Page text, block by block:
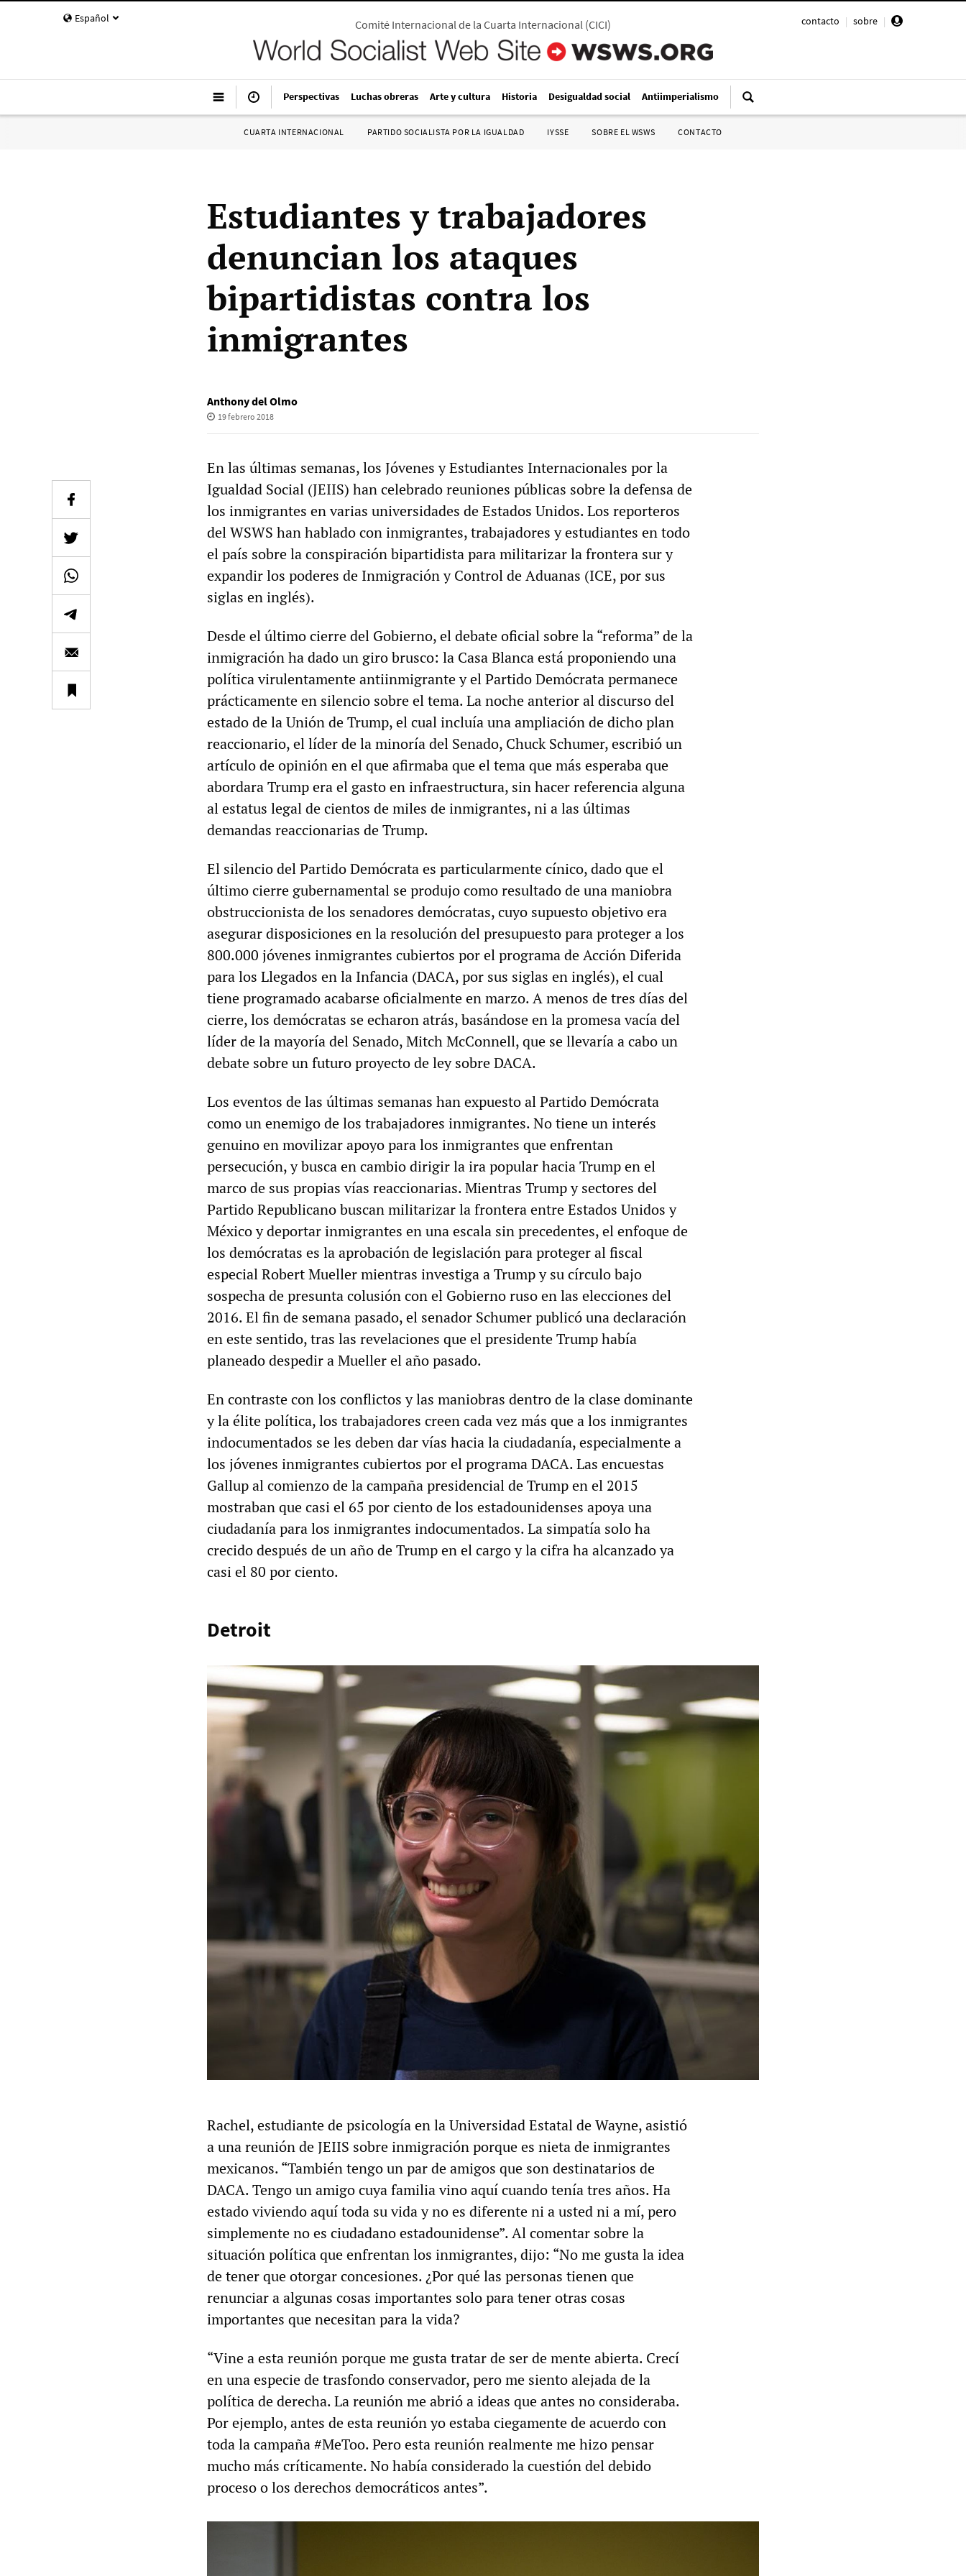
Español contacto | sobre |
Comité Internacional de la Cuarta Internacional (CICI)
Perspectivas Luchas obreras Arte y cultura Historia Desigualdad social Antiimperialismo
CUARTA INTERNACIONAL PARTIDO SOCIALISTA POR LA IGUALDAD IYSSE SOBRE EL WSWS CONTACTO
Estudiantes y trabajadores
denuncian los ataques
bipartidistas contra los
inmigrantes
Anthony del Olmo
19 febrero 2018
En las últimas semanas, los Jóvenes y Estudiantes Internacionales por la
Igualdad Social (JEIIS) han celebrado reuniones públicas sobre la defensa de
los inmigrantes en varias universidades de Estados Unidos. Los reporteros
del WSWS han hablado con inmigrantes, trabajadores y estudiantes en todo
el país sobre la conspiración bipartidista para militarizar la frontera sur y
expandir los poderes de Inmigración y Control de Aduanas (ICE, por sus
siglas en inglés).
Desde el último cierre del Gobierno, el debate oficial sobre la “reforma” de la
inmigración ha dado un giro brusco: la Casa Blanca está proponiendo una
política virulentamente antiinmigrante y el Partido Demócrata permanece
prácticamente en silencio sobre el tema. La noche anterior al discurso del
estado de la Unión de Trump, el cual incluía una ampliación de dicho plan
reaccionario, el líder de la minoría del Senado, Chuck Schumer, escribió un
artículo de opinión en el que afirmaba que el tema que más esperaba que
abordara Trump era el gasto en infraestructura, sin hacer referencia alguna
al estatus legal de cientos de miles de inmigrantes, ni a las últimas
demandas reaccionarias de Trump.
El silencio del Partido Demócrata es particularmente cínico, dado que el
último cierre gubernamental se produjo como resultado de una maniobra
obstruccionista de los senadores demócratas, cuyo supuesto objetivo era
asegurar disposiciones en la resolución del presupuesto para proteger a los
800.000 jóvenes inmigrantes cubiertos por el programa de Acción Diferida
para los Llegados en la Infancia (DACA, por sus siglas en inglés), el cual
tiene programado acabarse oficialmente en marzo. A menos de tres días del
cierre, los demócratas se echaron atrás, basándose en la promesa vacía del
líder de la mayoría del Senado, Mitch McConnell, que se llevaría a cabo un
debate sobre un futuro proyecto de ley sobre DACA.
Los eventos de las últimas semanas han expuesto al Partido Demócrata
como un enemigo de los trabajadores inmigrantes. No tiene un interés
genuino en movilizar apoyo para los inmigrantes que enfrentan
persecución, y busca en cambio dirigir la ira popular hacia Trump en el
marco de sus propias vías reaccionarias. Mientras Trump y sectores del
Partido Republicano buscan militarizar la frontera entre Estados Unidos y
México y deportar inmigrantes en una escala sin precedentes, el enfoque de
los demócratas es la aprobación de legislación para proteger al fiscal
especial Robert Mueller mientras investiga a Trump y su círculo bajo
sospecha de presunta colusión con el Gobierno ruso en las elecciones del
2016. El fin de semana pasado, el senador Schumer publicó una declaración
en este sentido, tras las revelaciones que el presidente Trump había
planeado despedir a Mueller el año pasado.
En contraste con los conflictos y las maniobras dentro de la clase dominante
y la élite política, los trabajadores creen cada vez más que a los inmigrantes
indocumentados se les deben dar vías hacia la ciudadanía, especialmente a
los jóvenes inmigrantes cubiertos por el programa DACA. Las encuestas
Gallup al comienzo de la campaña presidencial de Trump en el 2015
mostraban que casi el 65 por ciento de los estadounidenses apoya una
ciudadanía para los inmigrantes indocumentados. La simpatía solo ha
crecido después de un año de Trump en el cargo y la cifra ha alcanzado ya
casi el 80 por ciento.
Detroit
Rachel, estudiante de psicología en la Universidad Estatal de Wayne, asistió
a una reunión de JEIIS sobre inmigración porque es nieta de inmigrantes
mexicanos. “También tengo un par de amigos que son destinatarios de
DACA. Tengo un amigo cuya familia vino aquí cuando tenía tres años. Ha
estado viviendo aquí toda su vida y no es diferente ni a usted ni a mí, pero
simplemente no es ciudadano estadounidense”. Al comentar sobre la
situación política que enfrentan los inmigrantes, dijo: “No me gusta la idea
de tener que otorgar concesiones. ¿Por qué las personas tienen que
renunciar a algunas cosas importantes solo para tener otras cosas
importantes que necesitan para la vida?
“Vine a esta reunión porque me gusta tratar de ser de mente abierta. Crecí
en una especie de trasfondo conservador, pero me siento alejada de la
política de derecha. La reunión me abrió a ideas que antes no consideraba.
Por ejemplo, antes de esta reunión yo estaba ciegamente de acuerdo con
toda la campaña #MeToo. Pero esta reunión realmente me hizo pensar
mucho más críticamente. No había considerado la cuestión del debido
proceso o los derechos democráticos antes”.